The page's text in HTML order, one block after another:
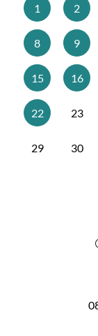
1 2
8 9
15 16
22 23
29 30